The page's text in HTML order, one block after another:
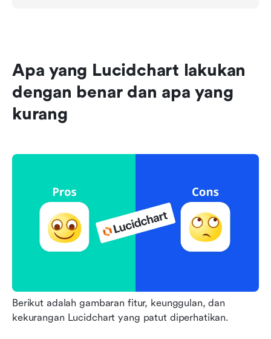
Apa yang Lucidchart lakukan
dengan benar dan apa yang
kurang
Berikut adalah gambaran fitur, keunggulan, dan
kekurangan Lucidchart yang patut diperhatikan.